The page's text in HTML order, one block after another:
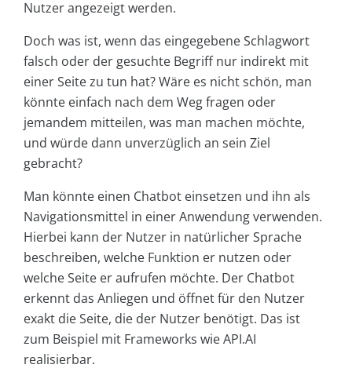
Nutzer angezeigt werden.
Doch was ist, wenn das eingegebene Schlagwort
falsch oder der gesuchte Begriff nur indirekt mit
einer Seite zu tun hat? Wäre es nicht schön, man
könnte einfach nach dem Weg fragen oder
jemandem mitteilen, was man machen möchte,
und würde dann unverzüglich an sein Ziel
gebracht?
Man könnte einen Chatbot einsetzen und ihn als
Navigationsmittel in einer Anwendung verwenden.
Hierbei kann der Nutzer in natürlicher Sprache
beschreiben, welche Funktion er nutzen oder
welche Seite er aufrufen möchte. Der Chatbot
erkennt das Anliegen und öffnet für den Nutzer
exakt die Seite, die der Nutzer benötigt. Das ist
zum Beispiel mit Frameworks wie API.AI
realisierbar.